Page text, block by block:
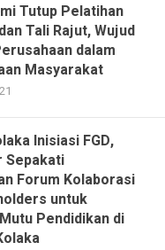
Tutup Pelatihan
Tali Rajut, Wujud
dalam
Masyarakat
Inisiasi FGD,
Sepakati
Forum Kolaborasi
untuk
Pendidikan di